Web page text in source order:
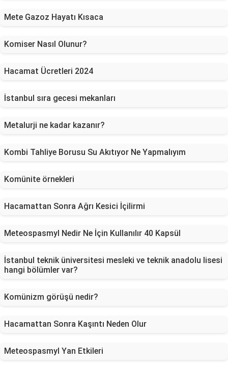
Mete Gazoz Hayatı Kısaca
Komiser Nasıl Olunur?
Hacamat Ücretleri 2024
İstanbul sıra gecesi mekanları
Metalurji ne kadar kazanır?
Kombi Tahliye Borusu Su Akıtıyor Ne Yapmalıyım
Komünite örnekleri
Hacamattan Sonra Ağrı Kesici İçilirmi
Meteospasmyl Nedir Ne İçin Kullanılır 40 Kapsül
İstanbul teknik üniversitesi mesleki ve teknik anadolu lisesi
hangi bölümler var?
Komünizm görüşü nedir?
Hacamattan Sonra Kaşıntı Neden Olur
Meteospasmyl Yan Etkileri